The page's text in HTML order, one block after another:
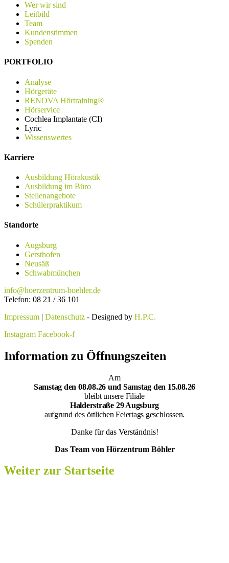
Wer wir sind
Leitbild
Team
Kundenstimmen
Spenden
PORTFOLIO
Analyse
Hörgeräte
RENOVA Hörtraining®
Hörservice
Cochlea Implantate (CI)
Lyric
Wissenswertes
Karriere
Ausbildung Hörakustik
Ausbildung im Büro
Stellenangebote
Schülerpraktikum
Standorte
Augsburg
Gersthofen
Neusäß
Schwabmünchen
info@hoerzentrum-boehler.de
Telefon: 08 21 / 36 101
Impressum | Datenschutz - Designed by H.P.C.
Instagram Facebook-f
Information zu Öffnungszeiten
Am
Samstag den 08.08.26 und Samstag den 15.08.26
bleibt unsere Filiale
Halderstraße 29 Augsburg
aufgrund des örtlichen Feiertags geschlossen.
Danke für das Verständnis!
Das Team von Hörzentrum Böhler
Weiter zur Startseite